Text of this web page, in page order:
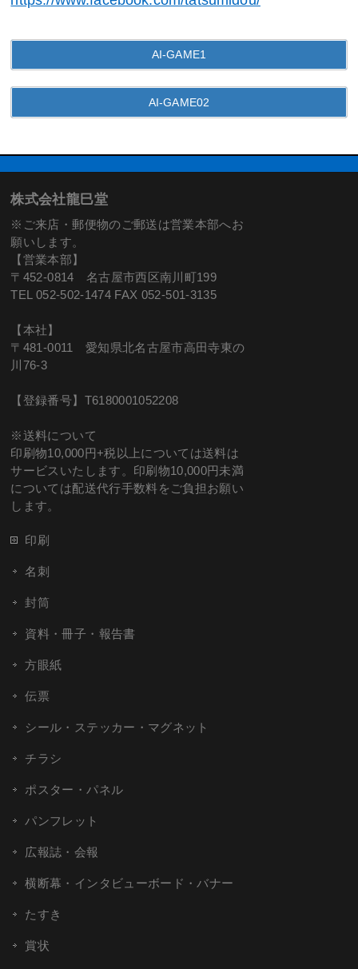
AI-GAME1
AI-GAME02
株式会社龍巳堂
※ご来店・郵便物のご郵送は営業本部へお
願いします。
【営業本部】
〒452-0814 名古屋市西区南川町199
TEL 052-502-1474 FAX 052-501-3135
【本社】
〒481-0011 愛知県北名古屋市高田寺東の
川76-3
【登録番号】T6180001052208
※送料について
印刷物10,000円+税以上については送料は
サービスいたします。印刷物10,000円未満
については配送代行手数料をご負担お願い
します。
印刷
名刺
封筒
資料・冊子・報告書
方眼紙
伝票
シール・ステッカー・マグネット
チラシ
ポスター・パネル
パンフレット
広報誌・会報
横断幕・インタビューボード・バナー
たすき
賞状